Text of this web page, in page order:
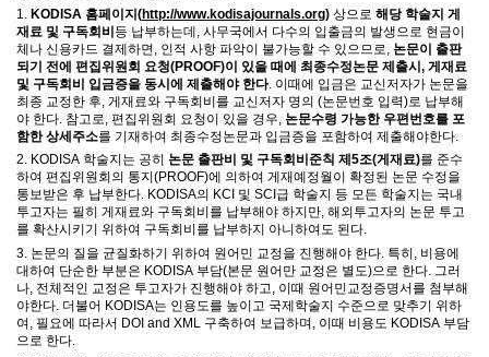
1. KODISA 홈페이지 (http://www.kodisajournals.org) 상으로 해당 학술지 게
재료 및 구독회비 등 납부하는데 , 사무국에서 다수의 입출금의 발생으로 현금이
체나 신용카드 결제하면 , 인적 사항 파악이 불가능할 수 있으므로, 논문이 출판
되기 전에 편집위원회 요청(PROOF)이 있을 때에 최종수정논문 제출시 , 게재료
및 구독회비 입금증을 동시에 제출해야 한다. 이때에 입금은 교신저자가 논문을
최종 교정한 후, 게재료와 구독회비를 교신저자 명의 (논문번호 입력)로 납부해
야 한다. 참고로, 편집위원회 요청이 있을 경우, 논문수령 가능한 우편번호를 포
함한 상세주소를 기재하여 최종수정논문과 입금증을 포함하여 제출해야한다.
2. KODISA 학술지는 공히 논문 출판비 및 구독회비준칙 제 5조(게재료)를 준수
하여 편집위원회의 통지 (PROOF)에 의하여 게재예정월이 확정된 논문 수정을
통보받은 후 납부한다. KODISA의 KCI 및 SCI 급 학술지 등 모든 학술지는 국내
투고자는 필히 게재료와 구독회비를 납부해야 하지만, 해외투고자의 논문 투고
를 확산시키기 위하여 구독회비를 납부하지 아니하여도 된다.
3. 논문의 질을 균질화하기 위하여 원어민 교정을 진행해야 한다 특히 비용에
대하여 단순한 부분은 KODISA 부담(본문 원어만 교정은 별도)으로 한다 그러
나 전체적인 교정은 투고자가 진행해야 하고
이때 원어민교정증명서를 첨부해
야한다 더불어 KODISA는 인용도를 높이고 국제학술지 수준으로 맞추기 위하
여 필요에 따라서 DOI and XML 구축하여 보급하며 이때 비용도 KODISA 부담
으로 한다